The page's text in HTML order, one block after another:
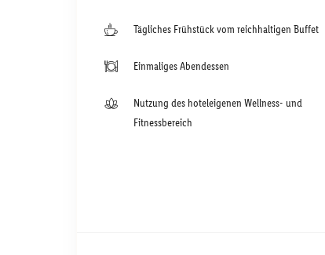
Tägliches Frühstück vom reichhaltigen Buffet
Einmaliges Abendessen
Nutzung des hoteleigenen Wellness- und
Fitnessbereich